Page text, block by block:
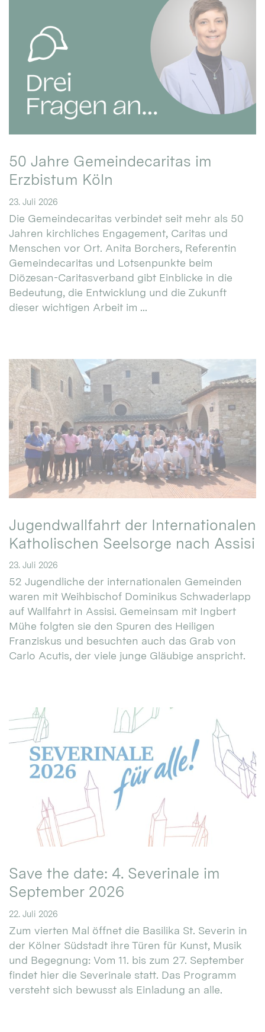
50 Jahre Gemeindecaritas im
Erzbistum Köln
23. Juli 2026
Die Gemeindecaritas verbindet seit mehr als 50
Jahren kirchliches Engagement, Caritas und
Menschen vor Ort. Anita Borchers, Referentin
Gemeindecaritas und Lotsenpunkte beim
Diözesan-Caritasverband gibt Einblicke in die
Bedeutung, die Entwicklung und die Zukunft
dieser wichtigen Arbeit im ...
Jugendwallfahrt der Internationalen
Katholischen Seelsorge nach Assisi
23. Juli 2026
52 Jugendliche der internationalen Gemeinden
waren mit Weihbischof Dominikus Schwaderlapp
auf Wallfahrt in Assisi. Gemeinsam mit Ingbert
Mühe folgten sie den Spuren des Heiligen
Franziskus und besuchten auch das Grab von
Carlo Acutis, der viele junge Gläubige anspricht.
Save the date: 4. Severinale im
September 2026
22. Juli 2026
Zum vierten Mal öffnet die Basilika St. Severin in
der Kölner Südstadt ihre Türen für Kunst, Musik
und Begegnung: Vom 11. bis zum 27. September
findet hier die Severinale statt. Das Programm
versteht sich bewusst als Einladung an alle.